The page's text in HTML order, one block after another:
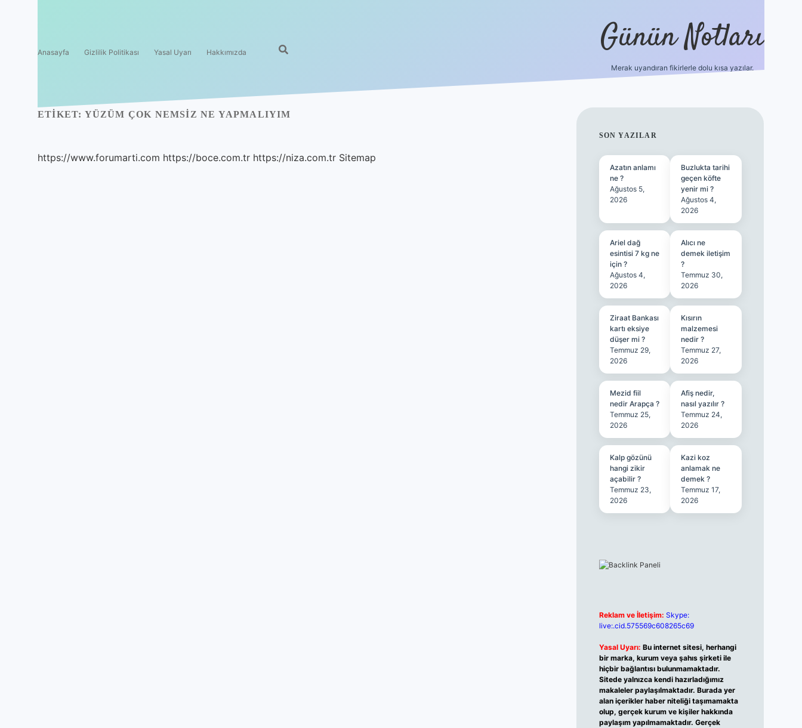
Anasayfa Gizlilik Politikası Yasal Uyarı Hakkımızda Günün Notları
Merak uyandıran fikirlerle dolu kısa yazılar.
ETIKET: YÜZÜM ÇOK NEMSIZ NE YAPMALIYIM
https://www.forumarti.com https://boce.com.tr https://niza.com.tr Sitemap
SIDEBAR
SON YAZILAR
Azatın anlamı
ne ?
Ağustos 5,
2026
Buzlukta tarihi
geçen köfte
yenir mi ?
Ağustos 4,
2026
Ariel dağ
esintisi 7 kg ne
için ?
Ağustos 4,
2026
Alıcı ne
demek iletişim
?
Temmuz 30,
2026
Ziraat Bankası
kartı eksiye
düşer mi ?
Temmuz 29,
2026
Kısırın
malzemesi
nedir ?
Temmuz 27,
2026
Mezid fiil
nedir Arapça ?
Temmuz 25,
2026
Afiş nedir,
nasıl yazılır ?
Temmuz 24,
2026
Kalp gözünü
hangi zikir
açabilir ?
Temmuz 23,
2026
Kazi koz
anlamak ne
demek ?
Temmuz 17,
2026
Reklam ve İletişim: Skype:
live:.cid.575569c608265c69
Yasal Uyarı: Bu internet sitesi, herhangi
bir marka, kurum veya şahıs şirketi ile
hiçbir bağlantısı bulunmamaktadır.
Sitede yalnızca kendi hazırladığımız
makaleler paylaşılmaktadır. Burada yer
alan içerikler haber niteliği taşımamakta
olup, gerçek kurum ve kişiler hakkında
paylaşım yapılmamaktadır. Gerçek
https://